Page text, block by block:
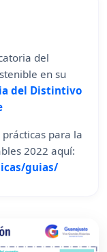
del
en su
del Distintivo
para la
2022 aquí:
guias/